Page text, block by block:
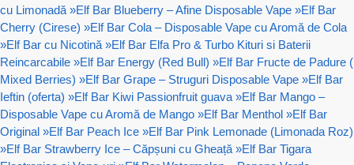
cu Limonadă »Elf Bar Blueberry – Afine Disposable Vape »Elf Bar
Cherry (Cirese) »Elf Bar Cola – Disposable Vape cu Aromă de Cola
»Elf Bar cu Nicotină »Elf Bar Elfa Pro & Turbo Kituri si Baterii
Reincarcabile »Elf Bar Energy (Red Bull) »Elf Bar Fructe de Padure (
Mixed Berries) »Elf Bar Grape – Struguri Disposable Vape »Elf Bar
Ieftin (oferta) »Elf Bar Kiwi Passionfruit guava »Elf Bar Mango –
Disposable Vape cu Aromă de Mango »Elf Bar Menthol »Elf Bar
Original »Elf Bar Peach Ice »Elf Bar Pink Lemonade (Limonada Roz)
»Elf Bar Strawberry Ice – Căpșuni cu Gheață »Elf Bar Tigara